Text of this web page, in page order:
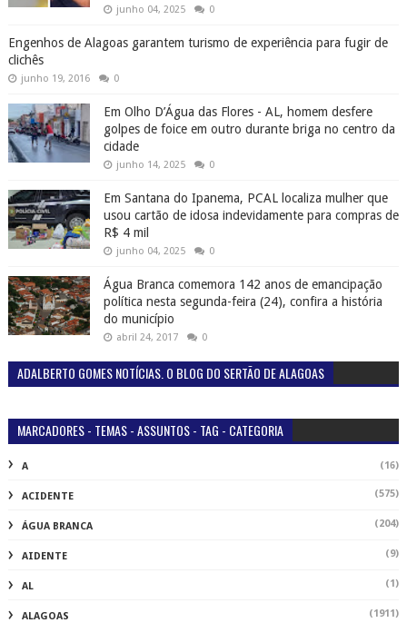
junho 04, 2025 0
Engenhos de Alagoas garantem turismo de experiência para fugir de
clichês
junho 19, 2016 0
Em Olho D’Água das Flores - AL, homem desfere
golpes de foice em outro durante briga no centro da
cidade
junho 14, 2025 0
Em Santana do Ipanema, PCAL localiza mulher que
usou cartão de idosa indevidamente para compras de
R$ 4 mil
junho 04, 2025 0
Água Branca comemora 142 anos de emancipação
política nesta segunda-feira (24), confira a história
do município
abril 24, 2017 0
ADALBERTO GOMES NOTÍCIAS. O BLOG DO SERTÃO DE ALAGOAS
MARCADORES - TEMAS - ASSUNTOS - TAG - CATEGORIA
A (16)
ACIDENTE (575)
ÁGUA BRANCA (204)
AIDENTE (9)
AL (1)
ALAGOAS (1911)